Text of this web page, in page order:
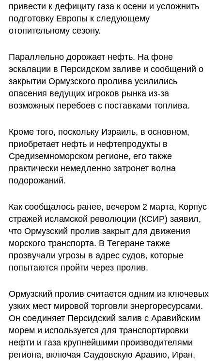
привести к дефициту газа к осени и усложнить
подготовку Европы к следующему
отопительному сезону.
Параллельно дорожает нефть. На фоне
эскалации в Персидском заливе и сообщений о
закрытии Ормузского пролива усилились
опасения ведущих игроков рынка из-за
возможных перебоев с поставками топлива.
Кроме того, поскольку Израиль, в основном,
приобретает нефть и нефтепродукты в
Средиземноморском регионе, его также
практически немедленно затронет волна
подорожаний.
Как сообщалось ранее, вечером 2 марта, Корпус
стражей исламской революции (КСИР) заявил,
что Ормузский пролив закрыт для движения
морского транспорта. В Тегеране также
прозвучали угрозы в адрес судов, которые
попытаются пройти через пролив.
Ормузский пролив считается одним из ключевых
узких мест мировой торговли энергоресурсами.
Он соединяет Персидский залив с Аравийским
морем и используется для транспортировки
нефти и газа крупнейшими производителями
региона, включая Саудовскую Аравию, Иран,